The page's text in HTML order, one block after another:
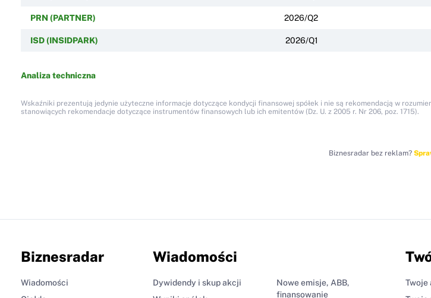
PRN (PARTNER) 2026/Q2
ISD (INSIDPARK) 2026/Q1
Analiza techniczna
Wskaźniki prezentują jedynie użyteczne informacje dotyczące kondycji finansowej spółek i nie są rekomendacją w
stanowiących rekomendacje dotyczące instrumentów finansowych lub ich emitentów (Dz. U. z 2005 r. Nr 206, poz. 1715).
Biznesradar bez reklam?
Biznesradar
Wiadomości
Wiadomości
Dywidendy i skup akcji
Nowe emisje, ABB,
finansowanie
Twoje